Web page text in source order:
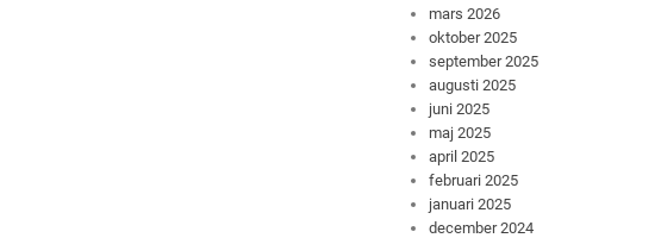
mars 2026
oktober 2025
september 2025
augusti 2025
juni 2025
maj 2025
april 2025
februari 2025
januari 2025
december 2024